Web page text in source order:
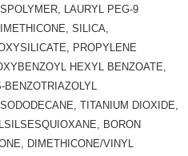
LAURYL PEG-9
SILICA,
PROPYLENE
HEXYL BENZOATE,
BENZOTRIAZOLYL
TITANIUM DIOXIDE,
BORON
DIMETHICONE/VINYL